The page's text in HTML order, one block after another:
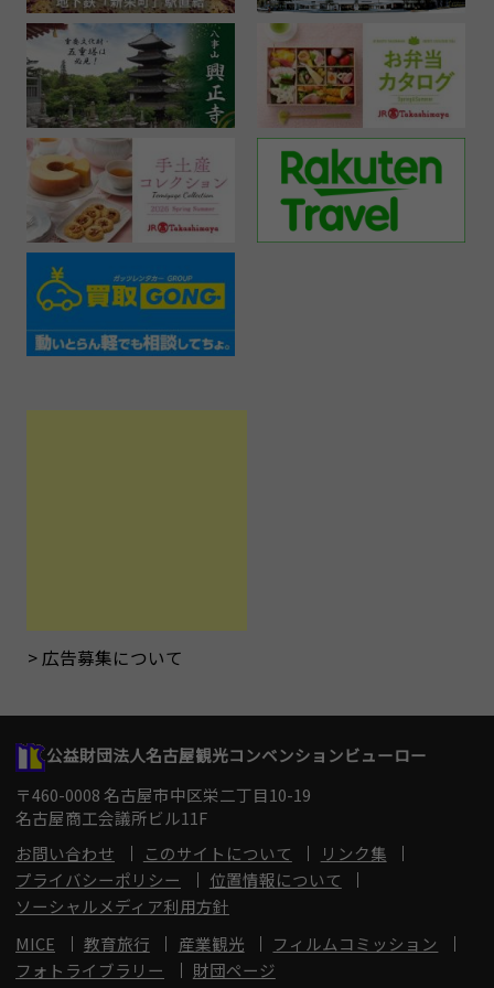
広告募集について
公益財団法人名古屋観光コンベンションビューロー
〒460-0008 名古屋市中区栄二丁目10-19
名古屋商工会議所ビル11F
お問い合わせ
このサイトについて
リンク集
プライバシーポリシー
位置情報について
ソーシャルメディア利用方針
MICE
教育旅行 産業観光
フィルムコミッション
フォトライブラリー
財団ページ